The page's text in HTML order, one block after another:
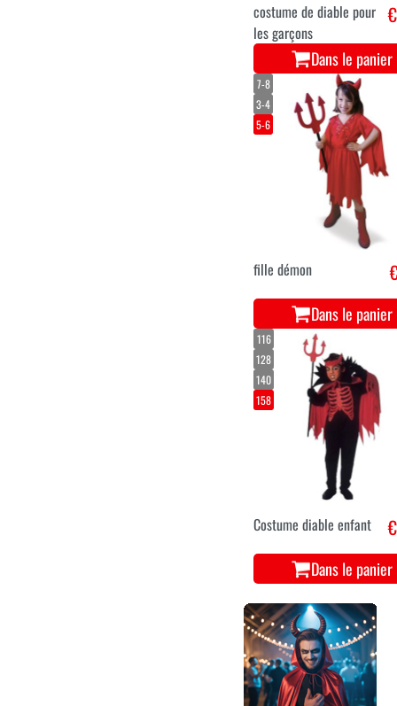
costume de diable pour
les garçons
Dans le panier
7-8
3-4
5-6
fille démon
Dans le panier
116
128
140
158
Costume diable enfant
Dans le panier